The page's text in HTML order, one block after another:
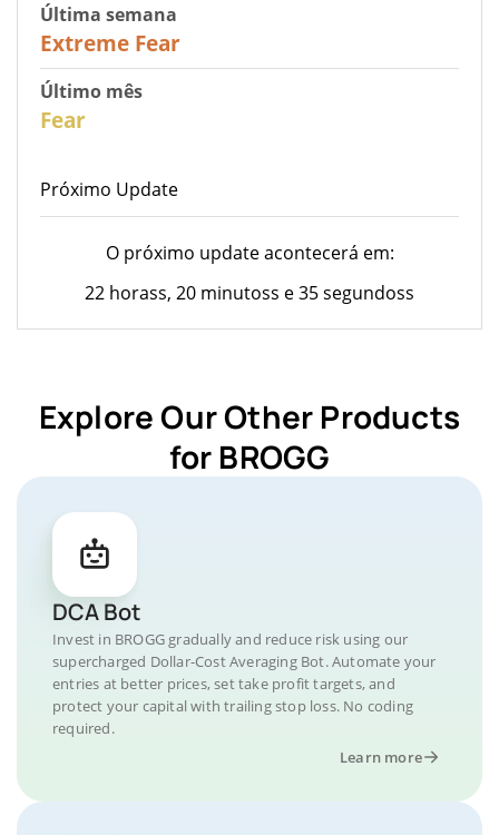
Última semana
Extreme Fear
Último mês
Fear
Próximo Update
O próximo update acontecerá em:
22 horass, 20 minutoss e 35 segundoss
Explore Our Other Products
for BROGG
DCA Bot
Invest in BROGG gradually and reduce risk using our
supercharged Dollar-Cost Averaging Bot. Automate your
entries at better prices, set take profit targets, and
protect your capital with trailing stop loss. No coding
required.
Learn more